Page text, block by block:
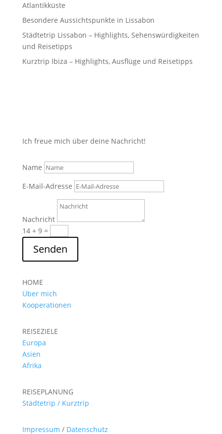
Atlantikküste
Besondere Aussichtspunkte in Lissabon
Städtetrip Lissabon – Highlights, Sehenswürdigkeiten
und Reisetipps
Kurztrip Ibiza – Highlights, Ausflüge und Reisetipps
Ich freue mich über deine Nachricht!
Name
E-Mail-Adresse
Nachricht
14 + 9=
Senden
HOME
Über mich
Kooperationen
REISEZIELE
Europa
Asien
Afrika
REISEPLANUNG
Städtetrip / Kurztrip
Impressum / Datenschutz